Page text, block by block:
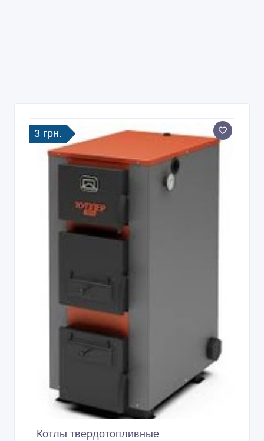
3 грн.
Котлы твердотопливные